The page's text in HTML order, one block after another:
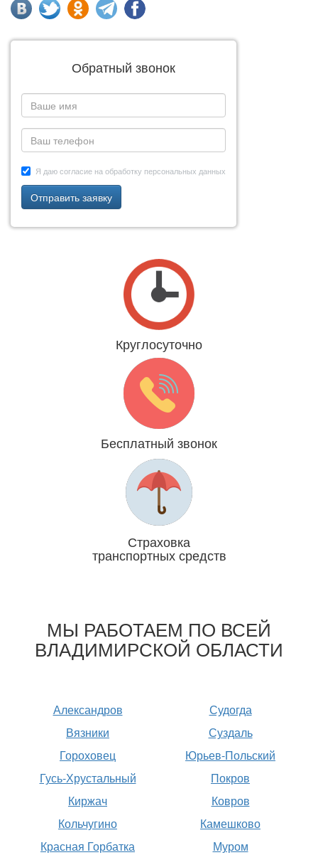
Обратный звонок
Я даю согласие на обработку персональных данных
Отправить заявку
Круглосуточно
Даже 31 декабря и 1 января
Бесплатный звонок
Мы платим за Вас
Страховка
транспортных средств
МЫ РАБОТАЕМ ПО ВСЕЙ
ВЛАДИМИРСКОЙ ОБЛАСТИ
Александров
Вязники
Гороховец
Гусь-Хрустальный
Киржач
Кольчугино
Красная Горбатка
Судогда
Суздаль
Юрьев-Польский
Покров
Ковров
Камешково
Муром